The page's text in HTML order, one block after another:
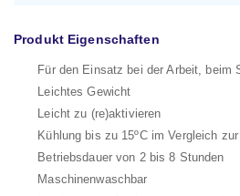
Produkt Eigenschaften
Für den Einsatz bei der Arbeit, beim
Leichtes Gewicht
Leicht zu (re)aktivieren
Kühlung bis zu 15ºC im Vergleich
Betriebsdauer von 2 bis 8 Stunden
Maschinenwaschbar